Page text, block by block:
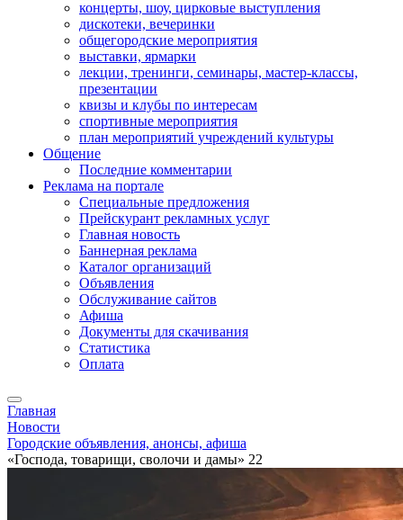
концерты, шоу, цирковые выступления
дискотеки, вечеринки
общегородские мероприятия
выставки, ярмарки
лекции, тренинги, семинары, мастер-классы,
презентации
квизы и клубы по интересам
спортивные мероприятия
план мероприятий учреждений культуры
Общение
Последние комментарии
Реклама на портале
Специальные предложения
Прейскурант рекламных услуг
Главная новость
Баннерная реклама
Каталог организаций
Объявления
Обслуживание сайтов
Афиша
Документы для скачивания
Статистика
Оплата
Главная
Новости
Городские объявления, анонсы, афиша
«Господа, товарищи, сволочи и дамы» 22